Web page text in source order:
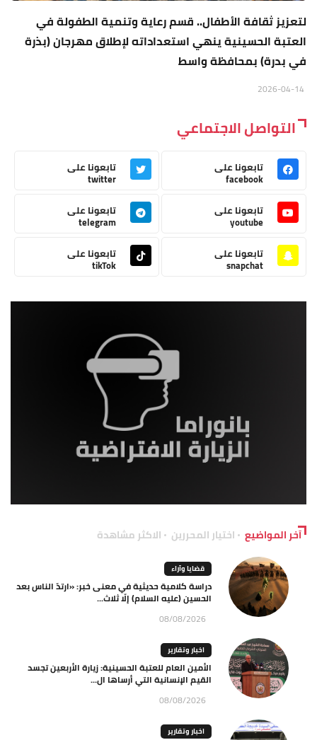
لتعزيز ثقافة الأطفال.. قسم رعاية وتنمية الطفولة في
العتبة الحسينية ينهي استعداداته لإطلاق مهرجان (بذرة
في بدرة) بمحافظة واسط
التواصل الاجتماعي
تابعونا على
facebook
تابعونا على
twitter
تابعونا على
youtube
تابعونا على
telegram
تابعونا على
snapchat
تابعونا على
tikTok
آخر المواضيع اختيار المحررين الاكثر مشاهدة
قضايا وآراء
دراسة كلامية حديثية في معنى خبر: «ارتدّ الناس بعد
الحسين (عليه السلام) إلّا ثلاث...
08/08/2026
اخبار وتقارير
الأمين العام للعتبة الحسينية: زيارة الأربعين تجسد
القيم الإنسانية التي أرساها ال...
08/08/2026
اخبار وتقارير